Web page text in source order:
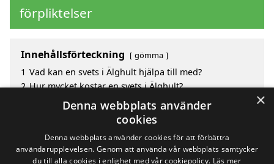
förpliktelser
Innehållsförteckning gömma
1 Vad kan en svets i Älghult hjälpa till med?
2 Hur mycket kostar en svets i Älghult?
Fördelar med att välja svets i Älghult
Sök efter en skicklig svets i de omgivande städerna
×
Denna webbplats använder
cookies
Denna webbplats använder cookies för att förbättra
användarupplevelsen. Genom att använda vår webbplats samtycker
du till alla cookies i enlighet med vår cookiepolicy. Läs mer